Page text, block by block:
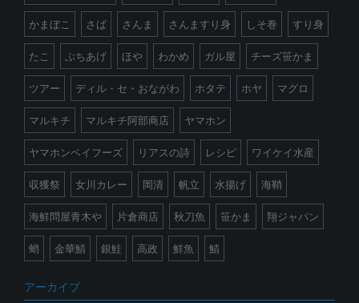
かまぼこ さば さんま さんますり身 しそ巻 すり身
たこ ぷちあげ ほや わかめ ガル屋 チーズ笹かま
ツアー ディル・セ・おながわ ホタテ ホヤ マグロ
マルキチ マルキチ阿部商店 ヤマホン
ヤマホンベイフーズ リアスの詩 レシピ ワイケイ水産
収獲祭 女川カレー 岡清 帆立 水揚げ 海鞘
海鮮問屋青木や 片倉商店 秋刀魚 笹かま 翔ジャパン
蛸 金華鯖 銀鮭 高政 鮮魚 鯖
アーカイブ